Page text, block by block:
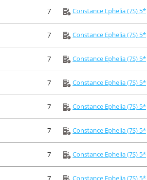
7 Constance Ephelia (7S) 5*
7 Constance Ephelia (7S) 5*
7 Constance Ephelia (7S) 5*
7 Constance Ephelia (7S) 5*
7 Constance Ephelia (7S) 5*
7 Constance Ephelia (7S) 5*
7 Constance Ephelia (7S) 5*
Constance Ephelia (7S) 5*